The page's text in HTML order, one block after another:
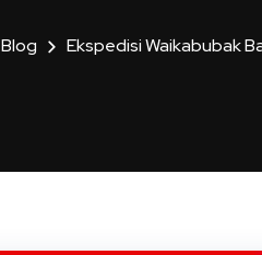
Blog Ekspedisi Waikabubak